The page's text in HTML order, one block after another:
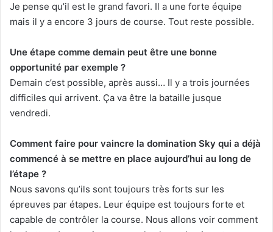
Je pense qu’il est le grand favori. Il a une forte équipe
mais il y a encore 3 jours de course. Tout reste possible.
Une étape comme demain peut être une bonne
opportunité par exemple ?
Demain c’est possible, après aussi… Il y a trois journées
difficiles qui arrivent. Ça va être la bataille jusque
vendredi.
Comment faire pour vaincre la domination Sky qui a déjà
commencé à se mettre en place aujourd’hui au long de
l’étape ?
Nous savons qu’ils sont toujours très forts sur les
épreuves par étapes. Leur équipe est toujours forte et
capable de contrôler la course. Nous allons voir comment